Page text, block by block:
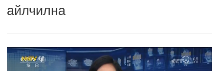
айлчилна